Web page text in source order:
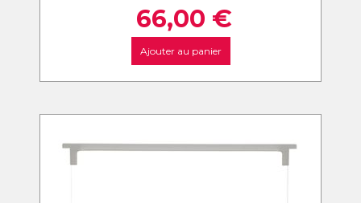
66,00 €
Ajouter au panier